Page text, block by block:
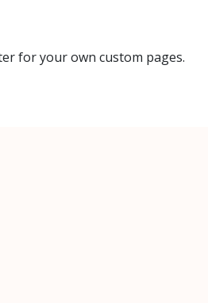
for your own custom pages.